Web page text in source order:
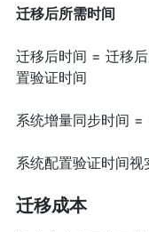
迁移后所需时间
迁移后时间 = 迁移
置验证时间
系统增量同步时间
系统配置验证时间视
迁移成本